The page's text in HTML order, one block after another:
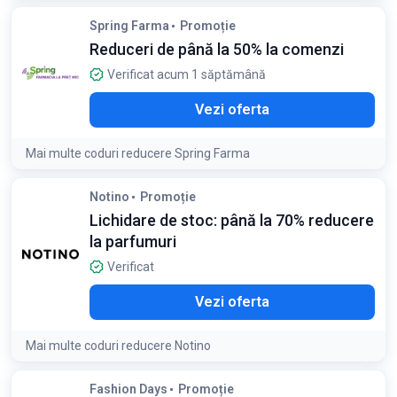
Reducerea se aplică la o selecție de cărți și accesorii
Spring Farma Promoție
Reduceri de până la 50% la comenzi
Verificat acum 1 săptămână
Vezi oferta
Mai multe coduri reducere Spring Farma
Notino Promoție
Lichidare de stoc: până la 70% reducere
la parfumuri
Verificat
Vezi oferta
Mai multe coduri reducere Notino
Detaliile ofertei: Verificați secțiunea de lichidare pentru
Fashion Days Promoție